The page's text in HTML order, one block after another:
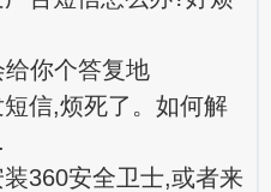
你个答复地
信,烦死了。如何解
360安全卫士,或者来